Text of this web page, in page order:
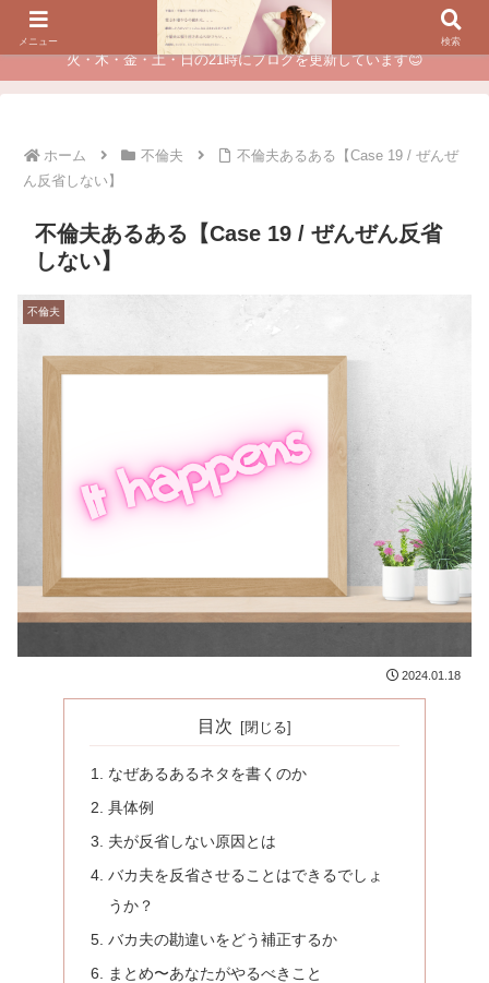
夫に不倫されたつらい経験が、あなたのチャンスに変わるカウンセリング
火・木・金・土・日の21時にブログを更新しています😊
ホーム 不倫夫
不倫夫あるある【Case 19 / ぜんぜ
ん反省しない】
不倫夫あるある【Case 19 / ぜんぜん反省
しない】
不倫夫
2024.01.18
目次
なぜあるあるネタを書くのか
具体例
夫が反省しない原因とは
バカ夫を反省させることはできるでしょ
うか？
バカ夫の勘違いをどう補正するか
まとめ〜あなたがやるべきこと
メニュー 検索